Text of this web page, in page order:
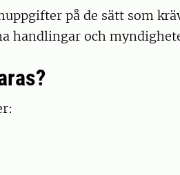
på de sätt som
handlingar och